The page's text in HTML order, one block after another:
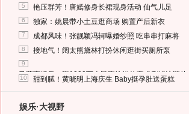
5 艳压群芳！唐嫣修身长裙现身活动 仙气儿足
6 独家：姚晨带小土豆逛商场 购置产后新衣
7 成都风味！张靓颖冯轲曝婚纱照 吃串串打麻将
8 接地气！阔太熊黛林打扮休闲逛街买厕所泵
9
马蓉离婚后，砸1000万人民币给媒体要求删掉这照片
10 甜到腻！黄晓明上海庆生 Baby挺孕肚送蛋糕
娱乐·大视野